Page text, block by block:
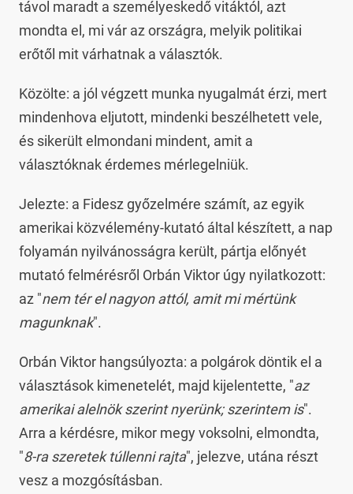
távol maradt a személyeskedő vitáktól, azt
mondta el, mi vár az országra, melyik politikai
erőtől mit várhatnak a választók.
Közölte: a jól végzett munka nyugalmát érzi, mert
mindenhova eljutott, mindenki beszélhetett vele,
és sikerült elmondani mindent, amit a
választóknak érdemes mérlegelniük.
Jelezte: a Fidesz győzelmére számít, az egyik
amerikai közvélemény-kutató által készített, a nap
folyamán nyilvánosságra került, pártja előnyét
mutató felmérésről Orbán Viktor úgy nyilatkozott:
az "nem tér el nagyon attól, amit mi mértünk
magunknak".
Orbán Viktor hangsúlyozta: a polgárok döntik el a
választások kimenetelét, majd kijelentette, "az
amerikai alelnök szerint nyerünk; szerintem is".
Arra a kérdésre, mikor megy voksolni, elmondta,
"8-ra szeretek túllenni rajta", jelezve, utána részt
vesz a mozgósításban.